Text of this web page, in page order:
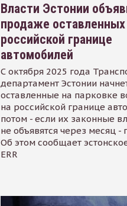
Власти Эстонии
продаже оставленных
российской границе
автомобилей
С октября 2025 года
департамент Эстонии
оставленные на парковке
на российской границе
потом - если их законные
не объявятся через месяц -
Об этом сообщает
ERR